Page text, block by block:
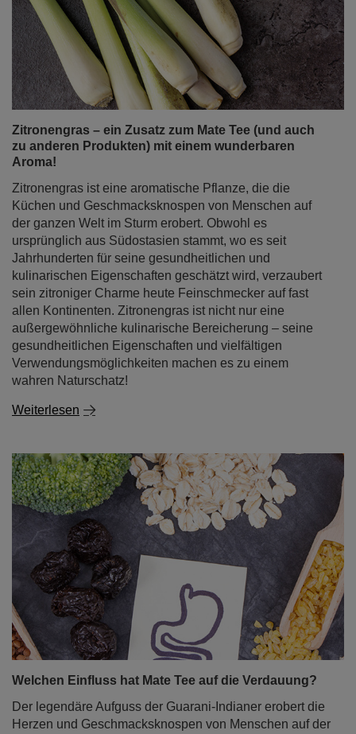
Zitronengras – ein Zusatz zum Mate Tee (und auch
zu anderen Produkten) mit einem wunderbaren
Aroma!
Zitronengras ist eine aromatische Pflanze, die die
Küchen und Geschmacksknospen von Menschen auf
der ganzen Welt im Sturm erobert. Obwohl es
ursprünglich aus Südostasien stammt, wo es seit
Jahrhunderten für seine gesundheitlichen und
kulinarischen Eigenschaften geschätzt wird, verzaubert
sein zitroniger Charme heute Feinschmecker auf fast
allen Kontinenten. Zitronengras ist nicht nur eine
außergewöhnliche kulinarische Bereicherung – seine
gesundheitlichen Eigenschaften und vielfältigen
Verwendungsmöglichkeiten machen es zu einem
wahren Naturschatz!
Weiterlesen
Welchen Einfluss hat Mate Tee auf die Verdauung?
Der legendäre Aufguss der Guarani-Indianer erobert die
Herzen und Geschmacksknospen von Menschen auf der